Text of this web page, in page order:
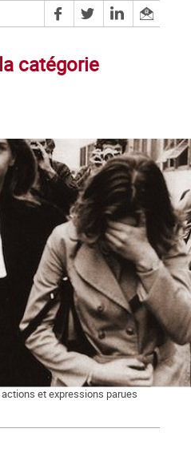
catégorie
l'avortement, épisode 5
nouvelle pour la
pour le droit à
et expressions parues